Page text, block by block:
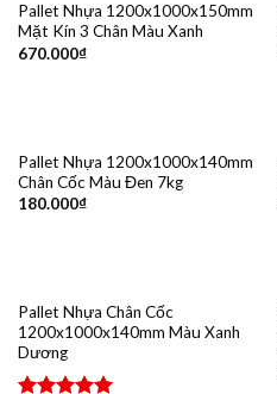
Pallet Nhựa 1200x1000x150mm
Mặt Kín 3 Chân Màu Xanh
670.000₫
Pallet Nhựa 1200x1000x140mm
Chân Cốc Màu Đen 7kg
180.000₫
Pallet Nhựa Chân Cốc
1200x1000x140mm Màu Xanh
Dương